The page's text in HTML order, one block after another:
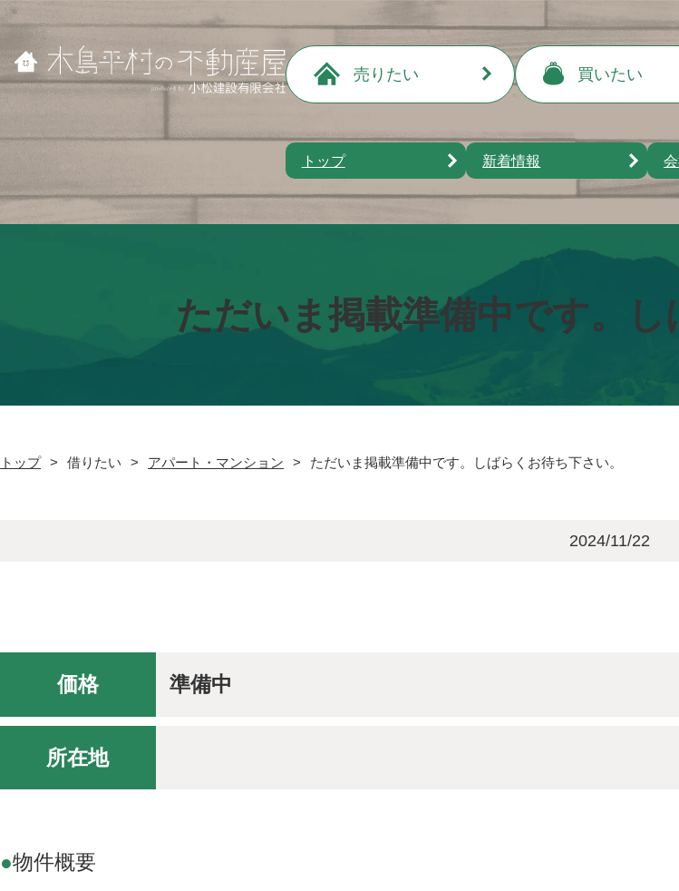
売りたい 買いたい
店舗・事務所・
新築住宅
その他
トップ 新着情報
売りたい
中古戸建て
土地
その他
借りたい
アパート・マンショ
貸家
駐車場
ただいま掲載準備中です。
トップ 借りたい アパート・マンション ただいま掲載準備中です。しばらくお待ち下さい。
2024/11/22
価格 準備中
所在地
●物件概要